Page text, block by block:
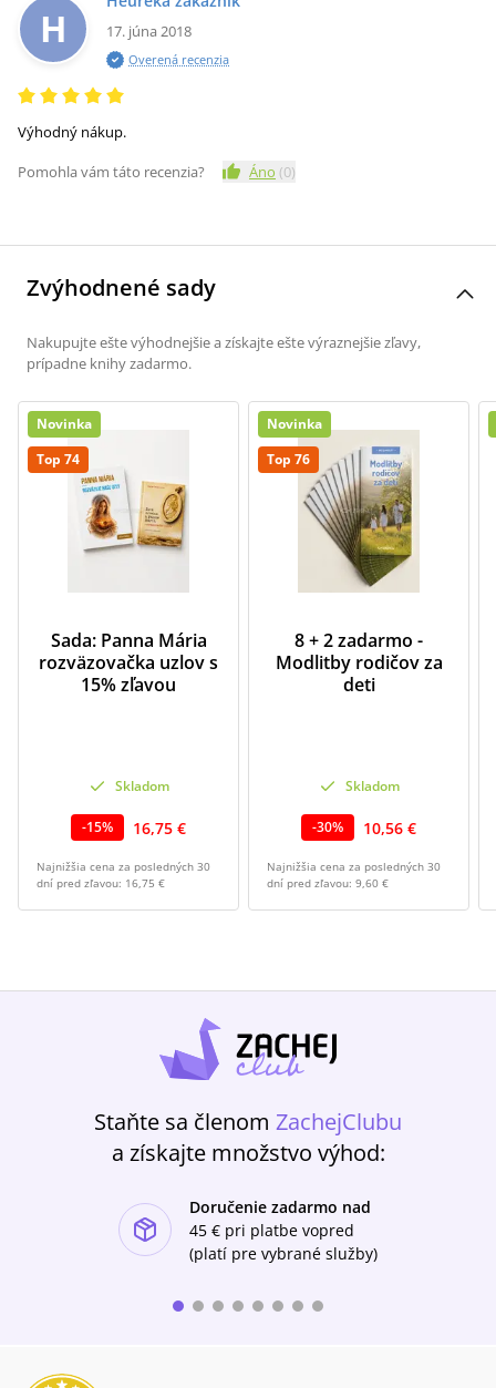
H 17. júna 2018
Overená recenzia
Výhodný nákup.
Pomohla vám táto recenzia?
Áno (0)
Zvýhodnené sady
Nakupujte ešte výhodnejšie a získajte ešte výraznejšie zľavy,
prípadne knihy zadarmo.
Novinka
Top 74
Sada: Panna Mária
rozväzovačka uzlov s
15% zľavou
Skladom
-15% 16,75 €
Najnižšia cena za posledných 30
dní pred zľavou: 16,75 €
Novinka
Top 76
8 + 2 zadarmo -
Modlitby rodičov za
deti
Skladom
-30% 10,56 €
Najnižšia cena za posledných 30
dní pred zľavou: 9,60 €
Staňte sa členom ZachejClubu
a získajte množstvo výhod:
Doručenie zadarmo nad
45 € pri platbe vopred
(platí pre vybrané služby)